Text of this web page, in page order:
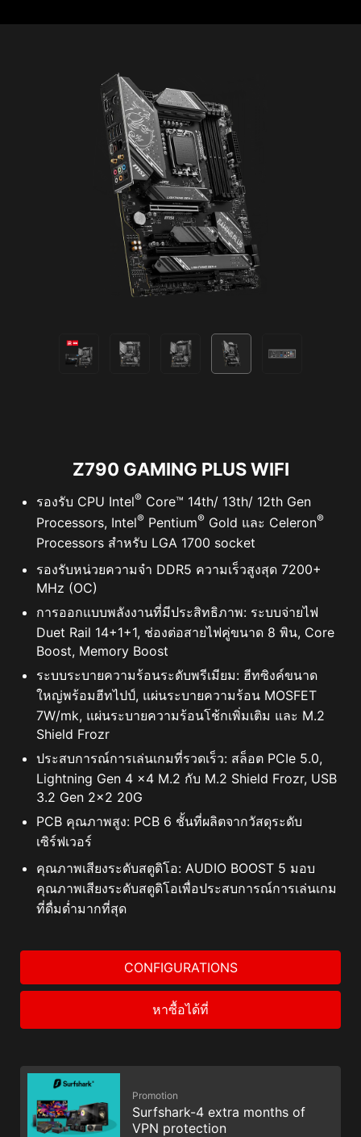
Norton ที่มีอยู่เดิม หากคุณมีการสมัครใช้งาน Norton อยู่ คุณจะต้อง
ความเป็นส่วนตัวของผลิตภัณฑ์และบริการ NortonLifeLock สำหรับ
ข้อมูลสำคัญเกี่ยวกับการสมัคร ราคา และรายละเอียดข้อเสนอ
RESIZABLE BAR
Resizable BAR (Re-Size BAR) เป็นเทคโนโลยี PCI
Express ขั้นสูงที่ช่วยให้ CPU เข้าถึง GPU frame buffer
ทั้งหมดในครั้งเดียว ส่งผลให้ประสิทธิภาพการทำงานดีขึ้น
เติมและอุปกรณ์ต่อพ่วง RGB อื่น ๆ ที่เพิ่มเข้ามาในระบบโดย
ไม่จำเป็นต้องใช้ตัวควบคุม RGB แยกต่างหาก
RGB
Wi-Fi 6E
Bluetooth 5.3
2.5G LAN
Z790 GAMING PLUS WIFI
รองรับ CPU Intel® Core™ 14th/ 13th/ 12th Gen
Processors, Intel® Pentium® Gold และ Celeron®
Processors สำหรับ LGA 1700 socket
รองรับหน่วยความจำ DDR5 ความเร็วสูงสุด 7200+
MHz (OC)
การออกแบบพลังงานที่มีประสิทธิภาพ: ระบบจ่ายไฟ
Duet Rail 14+1+1, ช่องต่อสายไฟคู่ขนาด 8 พิน, Core
Boost, Memory Boost
ระบบระบายความร้อนระดับพรีเมียม: ฮีทซิงค์ขนาด
ใหญ่พร้อมฮีทไปป์, แผ่นระบายความร้อน MOSFET
7W/mk, แผ่นระบายความร้อนโช้กเพิ่มเติม และ M.2
Shield Frozr
ประสบการณ์การเล่นเกมที่รวดเร็ว: สล็อต PCIe 5.0,
Lightning Gen 4 x4 M.2 กับ M.2 Shield Frozr, USB
3.2 Gen 2x2 20G
PCB คุณภาพสูง: PCB 6 ชั้นที่ผลิตจากวัสดุระดับ
เซิร์ฟเวอร์
คุณภาพเสียงระดับสตูดิโอ: AUDIO BOOST 5 มอบ
คุณภาพเสียงระดับสตูดิโอเพื่อประสบการณ์การเล่นเกม
ที่ดื่มด่ำมากที่สุด
CONFIGURATIONS
หาซื้อได้ที่
Promotion
Surfshark-4 extra months of
VPN protection